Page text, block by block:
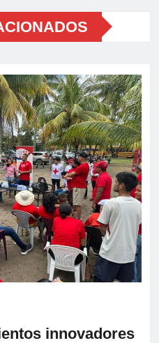
innovadores